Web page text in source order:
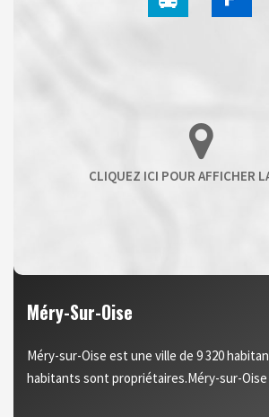
Méry-Sur-Oise
Méry-sur-Oise est une ville de 9 320
habitants sont propriétaires.Méry-sur-Oise